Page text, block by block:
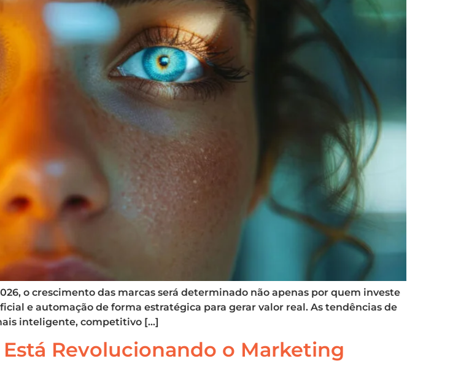
o crescimento das marcas será determinado não apenas por quem investe
e automação de forma estratégica para gerar valor real. As tendências de
inteligente, competitivo […]
Revolucionando o Marketing